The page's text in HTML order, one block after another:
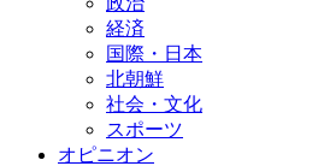
経済
国際・日本
北朝鮮
社会・文化
スポーツ
オピニオン